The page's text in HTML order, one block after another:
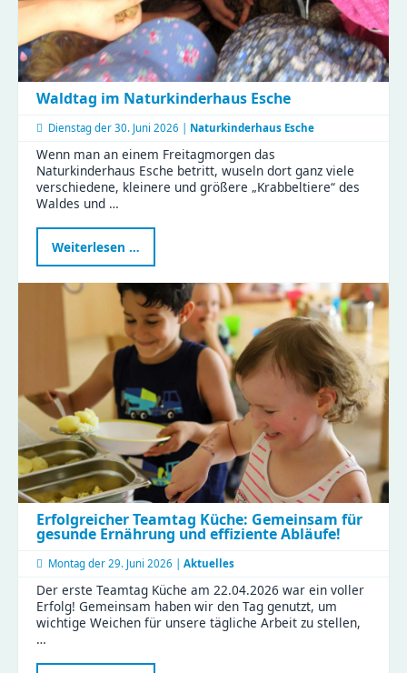
Waldtag im Naturkinderhaus Esche
Dienstag der 30. Juni 2026 | Naturkinderhaus Esche
Wenn man an einem Freitagmorgen das
Naturkinderhaus Esche betritt, wuseln dort ganz viele
verschiedene, kleinere und größere „Krabbeltiere“ des
Waldes und …
Weiterlesen …
im
Naturkinderhaus
Esche
Erfolgreicher Teamtag Küche: Gemeinsam für
gesunde Ernährung und effiziente Abläufe!
Montag der 29. Juni 2026 | Aktuelles
Der erste Teamtag Küche am 22.04.2026 war ein voller
Erfolg! Gemeinsam haben wir den Tag genutzt, um
wichtige Weichen für unsere tägliche Arbeit zu stellen,
…